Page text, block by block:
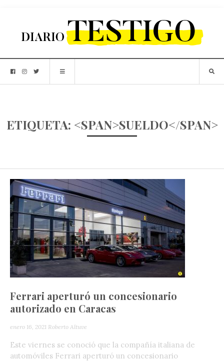
ETIQUETA: <SPAN>SUELDO</SPAN>
Ferrari aperturó un concesionario
autorizado en Caracas
enero 16, 2021 Roberto Altuve
Este viernes se conoció que la compañía italiana de
automóviles Ferrari aperturó un concesionario